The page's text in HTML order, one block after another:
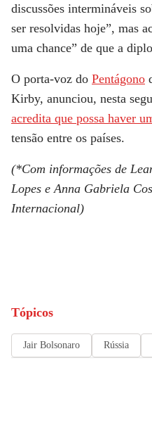
discussões intermináveis
ser resolvidas hoje”, mas
uma chance” de que a
O porta-voz do Pentágono
Kirby, anunciou, nesta
acredita que possa haver
tensão entre os países.
(*Com informações de
Lopes e Anna Gabriela
Internacional)
Tópicos
Jair Bolsonaro Rússia